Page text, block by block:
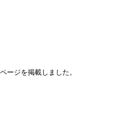
ージを掲載しました。